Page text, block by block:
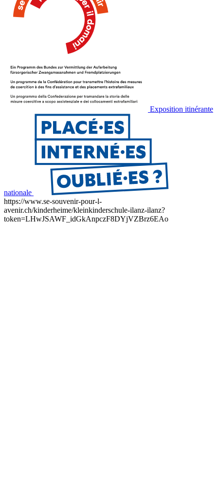
Exposition itinérante
nationale
https://www.se-souvenir-pour-l-
avenir.ch/kinderheime/kleinkinderschule-ilanz-ilanz?
token=LHwJSAWF_idGkAnpczF8DYjVZBrz6EAo